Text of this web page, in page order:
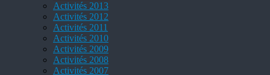
Activités 2013
Activités 2012
Activités 2011
Activités 2010
Activités 2009
Activités 2008
Activités 2007